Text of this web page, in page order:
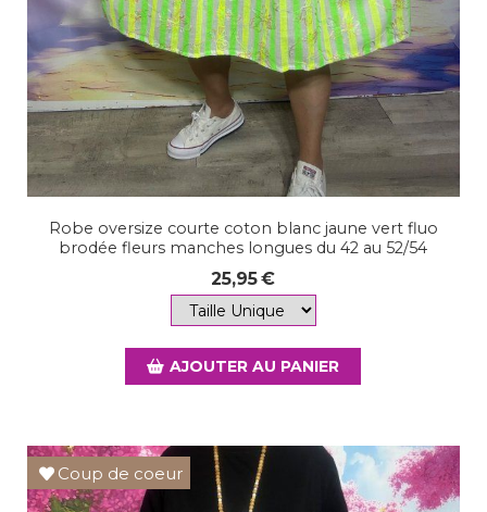
Robe oversize courte coton blanc jaune vert fluo
brodée fleurs manches longues du 42 au 52/54
25,95€
AJOUTER AU PANIER
Coup de coeur